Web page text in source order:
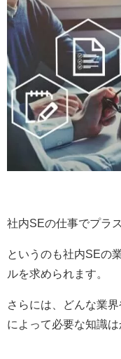
社内SEの仕事でプラ
というのも社内SEの
ルを求められます。
さらには、どんな業
によって必要な知識は